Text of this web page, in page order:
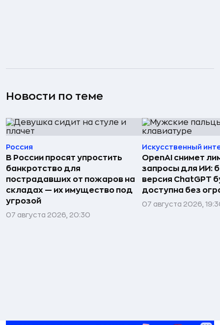
Новости по теме
Россия
В России просят упростить
банкротство для
пострадавших от пожаров на
складах — их имущество под
угрозой
07 августа 2026, 20:30
Искусственный
OpenAI снимет
запросы для ИИ:
версия ChatGPT
доступна без
07 августа 2026,